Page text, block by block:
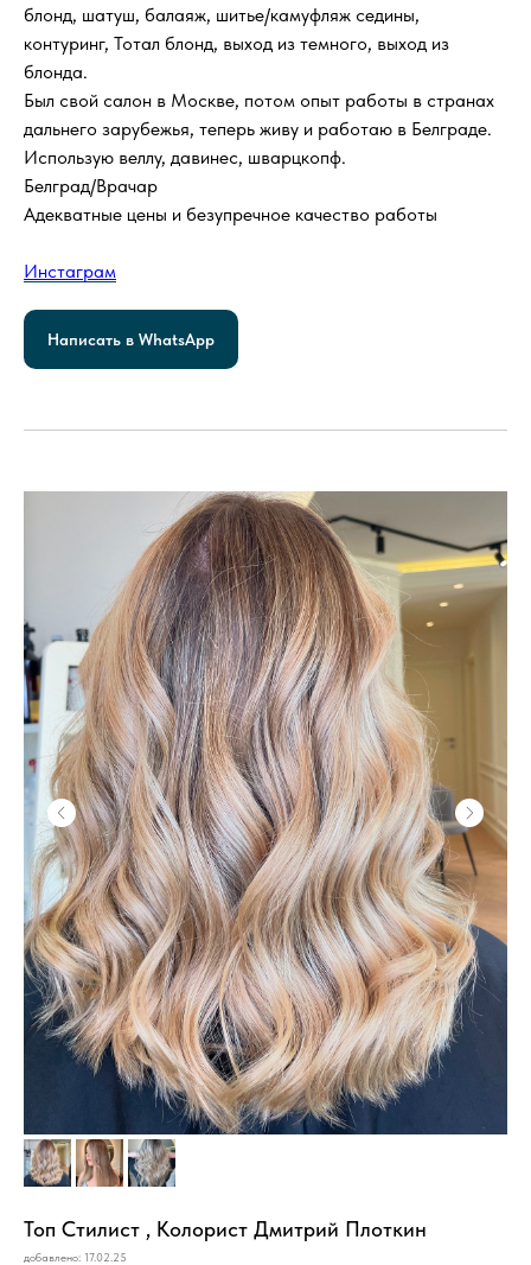
блонд, шатуш, балаяж, шитье/камуфляж седины,
контуринг, Тотал блонд, выход из темного, выход из
блонда.
Был свой салон в Москве, потом опыт работы в странах
дальнего зарубежья, теперь живу и работаю в Белграде.
Использую веллу, давинес, шварцкопф.
Белград/Врачар
Адекватные цены и безупречное качество работы
Инстаграм
Написать в WhatsApp
Топ Стилист , Колорист Дмитрий Плоткин
добавлено: 17.02.25